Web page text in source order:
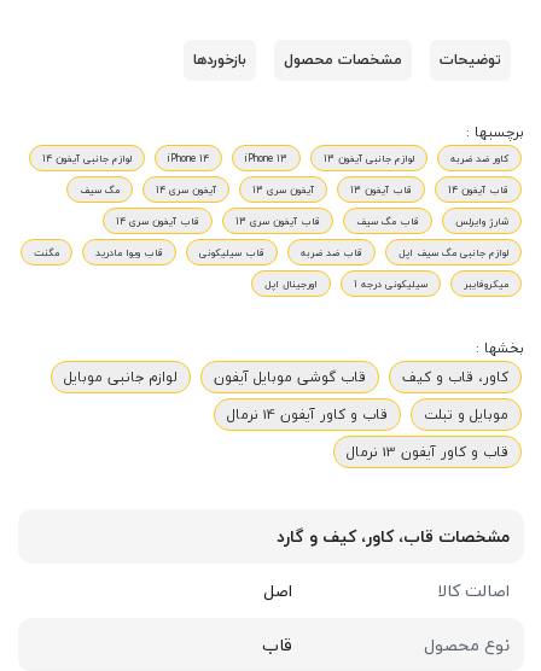
توضیحات مشخصات محصول بازخوردها
برچسبها :
کاور ضد ضربه لوازم جانبی آیفون 13 iPhone 13
iPhone 14
لوازم جانبی آیفون 14
قاب آیفون 14
قاب آیفون 13 آیفون سری 13 آیفون سری 14
مگ سیف
شارژ وایرلس
قاب مگ سیف قاب آیفون سری 13
قاب آیفون سری 14
لوازم جانبی مگ سیف اپل
قاب ضد ضربه قاب سیلیکونی قاب ویوا مادرید
مگنت
میکروفایبر
سیلیکونی درجه 1 اورجینال اپل
بخشها :
کاور، قاب و کیف
قاب گوشی موبایل آیفون
لوازم جانبی موبایل
موبایل و تبلت
قاب و کاور آیفون 14 نرمال
قاب و کاور آیفون 13 نرمال
مشخصات قاب، کاور، کیف و گارد
اصالت کالا
اصل
نوع محصول
قاب